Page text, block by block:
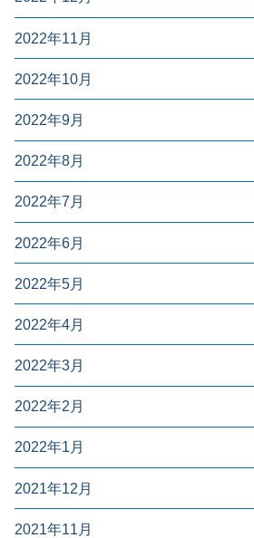
2022年11月
2022年10月
2022年9月
2022年8月
2022年7月
2022年6月
2022年5月
2022年4月
2022年3月
2022年2月
2022年1月
2021年12月
2021年11月